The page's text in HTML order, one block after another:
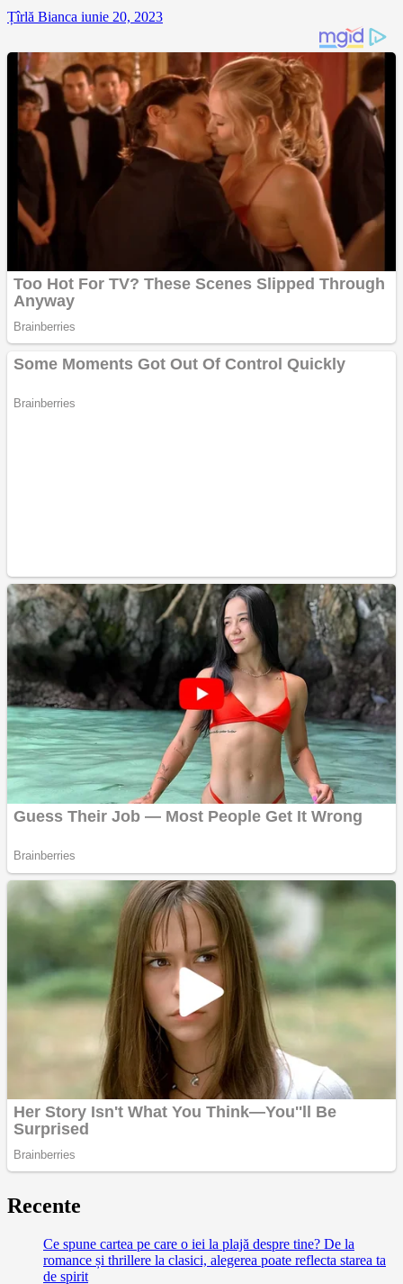
Țîrlă Bianca iunie 20, 2023
Recente
Ce spune cartea pe care o iei la plajă despre tine? De la
romance și thrillere la clasici, alegerea poate reflecta starea ta
de spirit